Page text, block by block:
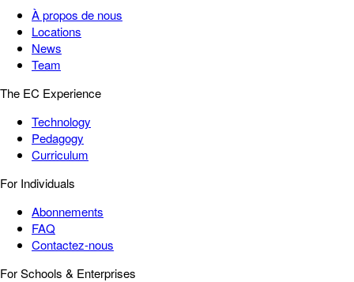
À propos de nous
Locations
News
Team
The EC Experience
Technology
Pedagogy
Curriculum
For Individuals
Abonnements
FAQ
Contactez-nous
For Schools & Enterprises